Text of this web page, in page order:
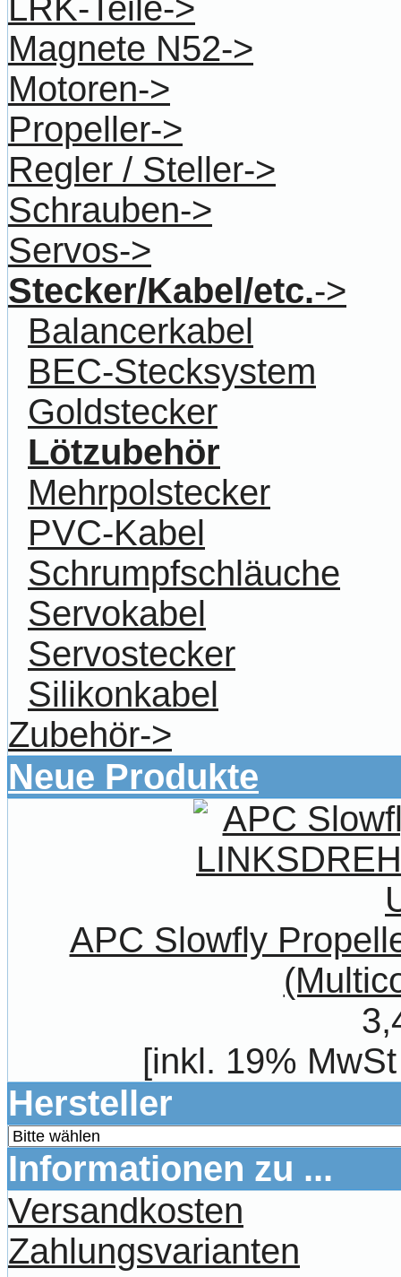
LRK-Teile->
Magnete N52->
Motoren->
Propeller->
Regler / Steller->
Schrauben->
Servos->
Stecker/Kabel/etc.->
Balancerkabel
BEC-Stecksystem
Goldstecker
Lötzubehör
Mehrpolstecker
PVC-Kabel
Schrumpfschläuche
Servokabel
Servostecker
Silikonkabel
Zubehör->
Neue Produkte
APC Slowfly
[inkl. 19%
Hersteller
Informationen zu ...
Versandkosten
Zahlungsvarianten